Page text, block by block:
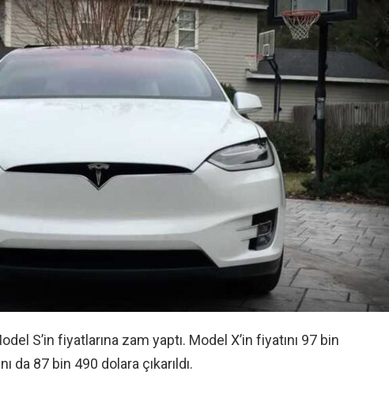
S’in fiyatlarına zam yaptı. Model X’in fiyatını 97 bin
da 87 bin 490 dolara çıkarıldı.